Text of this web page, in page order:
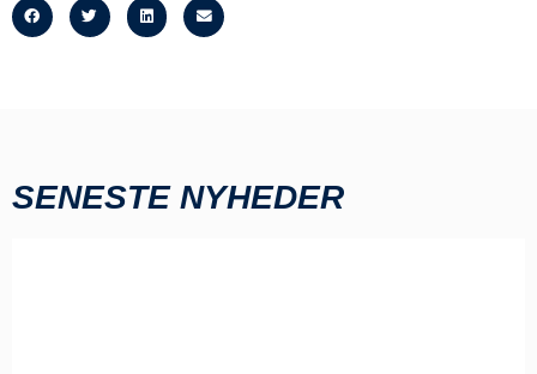
SENESTE NYHEDER